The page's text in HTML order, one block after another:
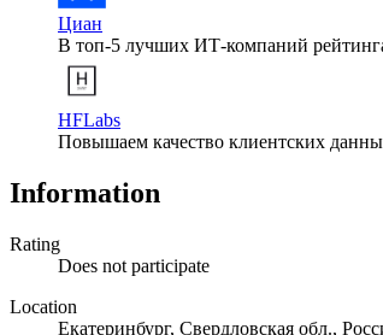
Циан
В топ-5 лучших ИТ-компаний
HFLabs
Повышаем качество клиентских
Information
Rating
Does not participate
Location
Екатеринбург, Свердловская обл.,